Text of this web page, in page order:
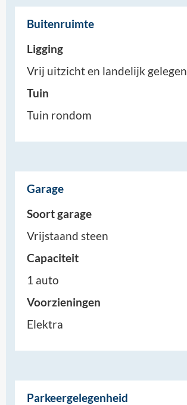
Buitenruimte
Ligging
Vrij uitzicht en landelijk gelegen
Tuin
Tuin rondom
Garage
Soort garage
Vrijstaand steen
Capaciteit
1 auto
Voorzieningen
Elektra
Parkeergelegenheid